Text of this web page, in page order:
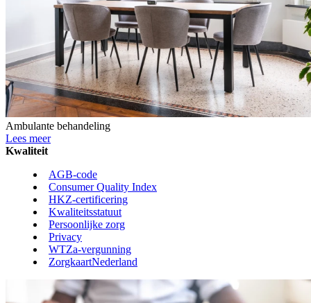
Ambulante behandeling
Lees meer
Kwaliteit
AGB-code
Consumer Quality Index
HKZ-certificering
Kwaliteitsstatuut
Persoonlijke zorg
Privacy
WTZa-vergunning
ZorgkaartNederland